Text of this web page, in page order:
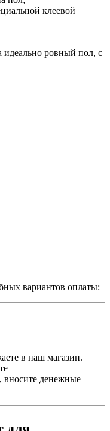
клеевой
идеально ровный пол, с
вариантов оплаты:
в наш магазин.
вносите денежные